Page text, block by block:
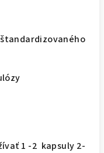
1 -2 kapsuly 2-